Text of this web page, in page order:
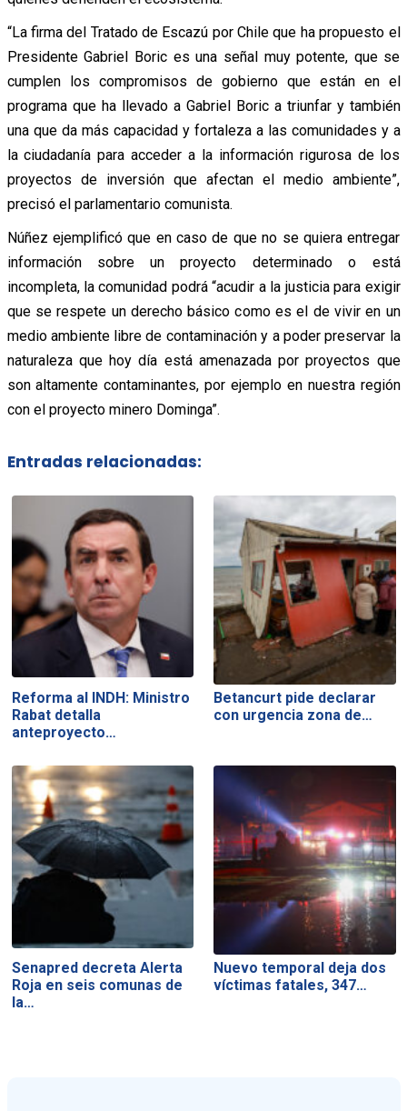
“La firma del Tratado de Escazú por Chile que ha propuesto el
Presidente Gabriel Boric es una señal muy potente, que se
cumplen los compromisos de gobierno que están en el
programa que ha llevado a Gabriel Boric a triunfar y también
una que da más capacidad y fortaleza a las comunidades y a
la ciudadanía para acceder a la información rigurosa de los
proyectos de inversión que afectan el medio ambiente”,
precisó el parlamentario comunista.
Núñez ejemplificó que en caso de que no se quiera entregar
información sobre un proyecto determinado o está
incompleta, la comunidad podrá “acudir a la justicia para exigir
que se respete un derecho básico como es el de vivir en un
medio ambiente libre de contaminación y a poder preservar la
naturaleza que hoy día está amenazada por proyectos que
son altamente contaminantes, por ejemplo en nuestra región
con el proyecto minero Dominga”.
Entradas relacionadas:
Reforma al INDH: Ministro
Rabat detalla
anteproyecto…
Betancurt pide declarar
con urgencia zona de…
Senapred decreta Alerta
Roja en seis comunas de
la…
Nuevo temporal deja dos
víctimas fatales, 347…